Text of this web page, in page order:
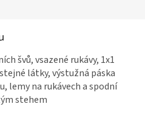
švů, vsazené rukávy, 1x1
látky, výstužná páska
lemy na rukávech a spodní
stehem